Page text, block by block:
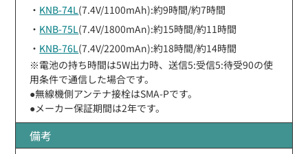
・ KNB-74L(7.4V/1100mAh):約9時間/約7時間
・ KNB-75L(7.4V/1800mAn):約15時間/約11時間
・ KNB-76L(7.4V/2200mAn):約18時間/約14時間
※電池の持ち時間は5W出力時、送信5:受信5:待受90の使
用条件で通信した場合です。
●無線機側アンテナ接栓はSMA-Pです。
●メーカー保証期間は2年です。
備考